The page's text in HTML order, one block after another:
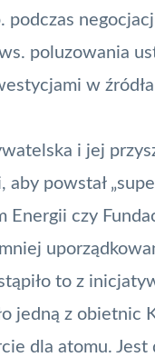
poluzowania
w
i jej
aby powstał
Energii czy
tąpiło to z
jedną z obietnic
dla atomu.